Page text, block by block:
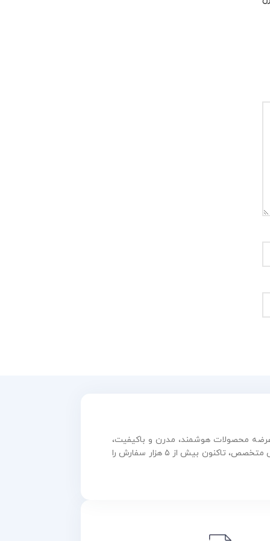
محصولات هوشمند، مدرن و باکیفیت،
همواره در مسیر رشد و نوآوری گام برداشته است. این مجموعه با بهره‌گیری از فناوری روز و تیمی متخصص، تاکنون بیش از ۵ هزار سفارش را